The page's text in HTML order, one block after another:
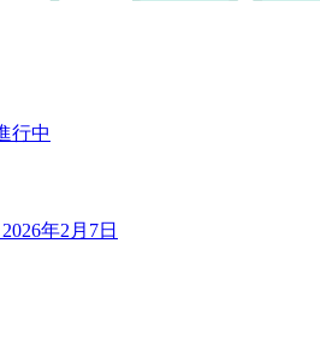
行中
2026年2月7日